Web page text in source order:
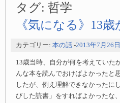
タグ: 哲学
《気になる》13
カテゴリー: 本の話 -2013年7月26日
13歳当時、自分が何を考えていた
んな本を読んでおけばよかったと
したが、例え理解できなかったに
びした読書」をすればよかったな、